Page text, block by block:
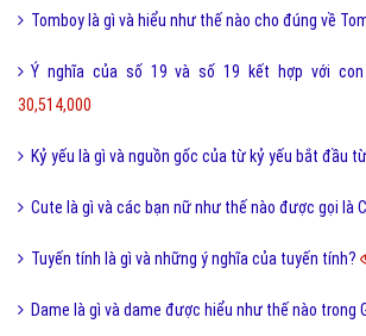
Tomboy là gì và hiểu như thế nào cho đúng về
Ý nghĩa của số 19 và số 19 kết hợp với
30,514,000
Kỷ yếu là gì và nguồn gốc của từ kỷ yếu bắt đầu
Cute là gì và các bạn nữ như thế nào được gọi là
Tuyến tính là gì và những ý nghĩa của tuyến tính?
Dame là gì và dame được hiểu như thế nào trong